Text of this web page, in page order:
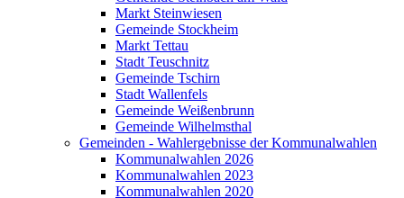
Markt Steinwiesen
Gemeinde Stockheim
Markt Tettau
Stadt Teuschnitz
Gemeinde Tschirn
Stadt Wallenfels
Gemeinde Weißenbrunn
Gemeinde Wilhelmsthal
Gemeinden - Wahlergebnisse der Kommunalwahlen
Kommunalwahlen 2026
Kommunalwahlen 2023
Kommunalwahlen 2020